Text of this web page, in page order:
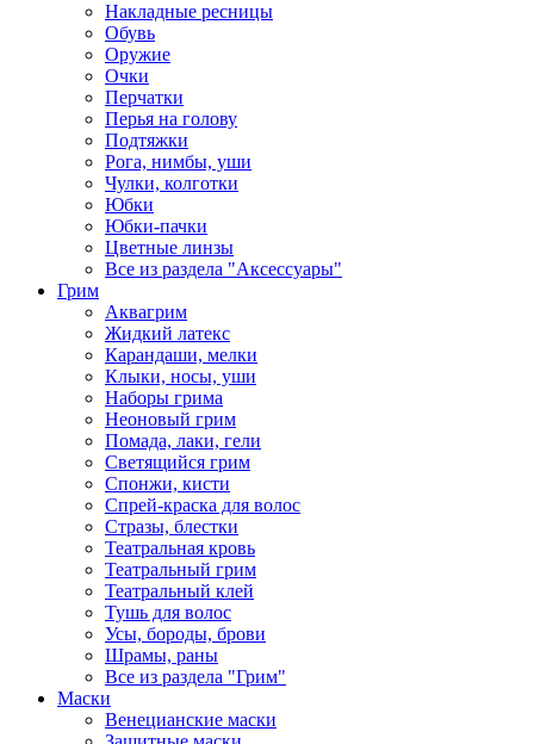
Накладные ресницы
Обувь
Оружие
Очки
Перчатки
Перья на голову
Подтяжки
Рога, нимбы, уши
Чулки, колготки
Юбки
Юбки-пачки
Цветные линзы
Все из раздела "Аксессуары"
Грим
Аквагрим
Жидкий латекс
Карандаши, мелки
Клыки, носы, уши
Наборы грима
Неоновый грим
Помада, лаки, гели
Светящийся грим
Спонжи, кисти
Спрей-краска для волос
Стразы, блестки
Театральная кровь
Театральный грим
Театральный клей
Тушь для волос
Усы, бороды, брови
Шрамы, раны
Все из раздела "Грим"
Маски
Венецианские маски